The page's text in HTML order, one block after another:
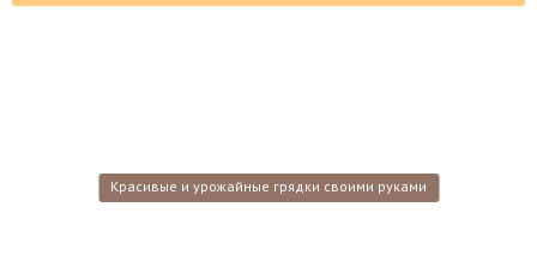
Красивые и урожайные грядки своими руками